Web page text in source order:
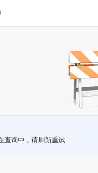
查询中，请刷新重试